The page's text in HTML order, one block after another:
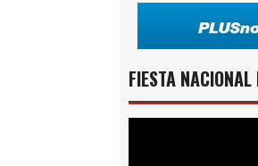
FIESTA